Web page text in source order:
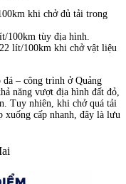
khi chở đủ tải trong
100km tùy địa hình.
lít/100km khi chở vật liệu
đá – công trình ở Quảng
năng vượt địa hình đất đỏ,
Tuy nhiên, khi chở quá tải
cấp nhanh, đây là lưu